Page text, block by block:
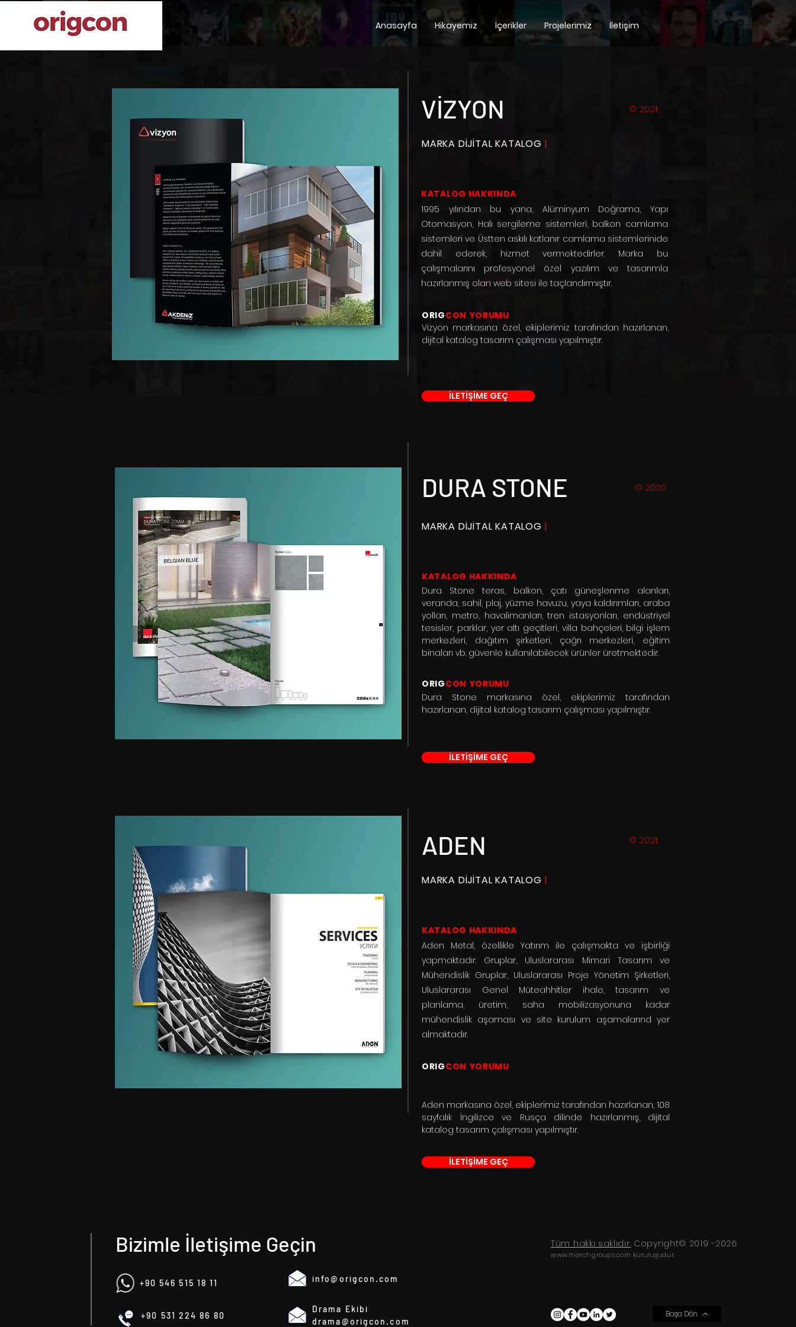
Anasayfa Hikayemiz İçerikler Projelerimiz İletişim
VİZYON
Vizyon markasına özel, ekiplerimiz tarafından hazırlanan,
dijital katalog tasarım çalışması yapılmıştır.
ORIGCON YORUMU
KATALOG HAKKINDA
1995 yılından bu yana, Alüminyum Doğrama, Yapı
Otomasyon, Halı sergileme sistemleri, balkon camlama
sistemleri ve Üstten askılı katlanır camlama sistemlerinide
dahil ederek, hizmet vermektedirler. Marka bu
çalışmalarını profesyonel özel yazılım ve tasarımla
hazırlanmış olan web sitesi ile taçlandırmıştır.
© 2021
MARKA DİJİTAL KATALOG |
İLETİŞİME GEÇ
DURA STONE
Dura Stone markasına özel, ekiplerimiz tarafından
hazırlanan, dijital katalog tasarım çalışması yapılmıştır.
ORIGCON YORUMU
KATALOG HAKKINDA
Dura Stone teras, balkon, çatı güneşlenme alanları,
veranda, sahil, plaj, yüzme havuzu, yaya kaldırımları, araba
yolları, metro, havalimanları, tren istasyonları, endüstriyel
tesisler, parklar, yer altı geçitleri, villa bahçeleri, bilgi işlem
merkezleri, dağıtım şirketleri, çağrı merkezleri, eğitim
binaları vb. güvenle kullanılabilecek ürünler üretmektedir.
MARKA DİJİTAL KATALOG |
© 2020
İLETİŞİME GEÇ
ADEN
Aden markasına özel, ekiplerimiz tarafından hazırlanan, 108
sayfalık İngilizce ve Rusça dilinde hazırlanmış, dijital
katalog tasarım çalışması yapılmıştır.
ORIGCON YORUMU
KATALOG HAKKINDA
Aden Metal, özellikle Yatırım ile çalışmakta ve işbirliği
yapmaktadır. Gruplar, Uluslararası Mimari Tasarım ve
Mühendislik Gruplar, Uluslararası Proje Yönetim Şirketleri,
Uluslararası Genel Müteahhitler ihale, tasarım ve
planlama, üretim, saha mobilizasyonuna kadar
mühendislik aşaması ve site kurulum aşamalarınd yer
almaktadır.
MARKA DİJİTAL KATALOG |
© 2021
İLETİŞİME GEÇ
Bizimle İletişime Geçin
+90 546 515 18 11
+90 531 224 86 80
info@origcon.com
Drama Ekibi
drama@origcon.com
Tüm hakkı saklıdır. Copyright© 2019 -2026
www.merchgroups.com kuruluşudur.
Başa Dön